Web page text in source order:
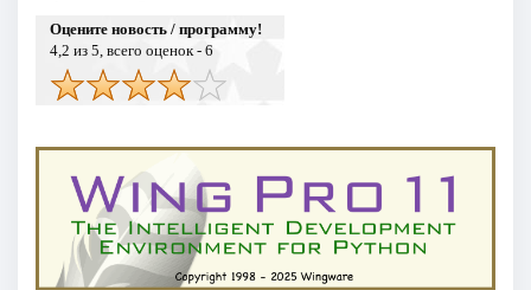
Оцените новость / программу!
4,2 из 5, всего оценок - 6